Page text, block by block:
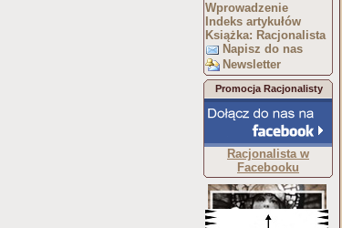
Wprowadzenie
Indeks artykułów
Książka: Racjonalista
Napisz do nas
Newsletter
Promocja Racjonalisty
Racjonalista w
Facebooku